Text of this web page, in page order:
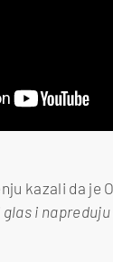
kazali da je
i